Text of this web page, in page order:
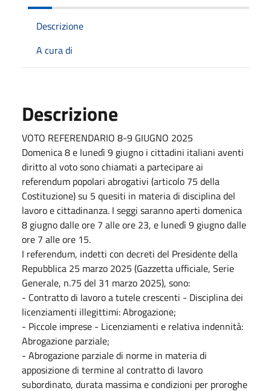
Descrizione
A cura di
Descrizione
VOTO REFERENDARIO 8-9 GIUGNO 2025
Domenica 8 e lunedì 9 giugno i cittadini italiani aventi
diritto al voto sono chiamati a partecipare ai
referendum popolari abrogativi (articolo 75 della
Costituzione) su 5 quesiti in materia di disciplina del
lavoro e cittadinanza. I seggi saranno aperti domenica
8 giugno dalle ore 7 alle ore 23, e lunedì 9 giugno dalle
ore 7 alle ore 15.
I referendum, indetti con decreti del Presidente della
Repubblica 25 marzo 2025 (Gazzetta ufficiale, Serie
Generale, n.75 del 31 marzo 2025), sono:
- Contratto di lavoro a tutele crescenti - Disciplina dei
licenziamenti illegittimi: Abrogazione;
- Piccole imprese - Licenziamenti e relativa indennità:
Abrogazione parziale;
- Abrogazione parziale di norme in materia di
apposizione di termine al contratto di lavoro
subordinato, durata massima e condizioni per proroghe